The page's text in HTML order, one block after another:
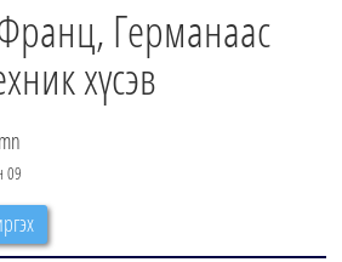
Германаас
хүсэв
09